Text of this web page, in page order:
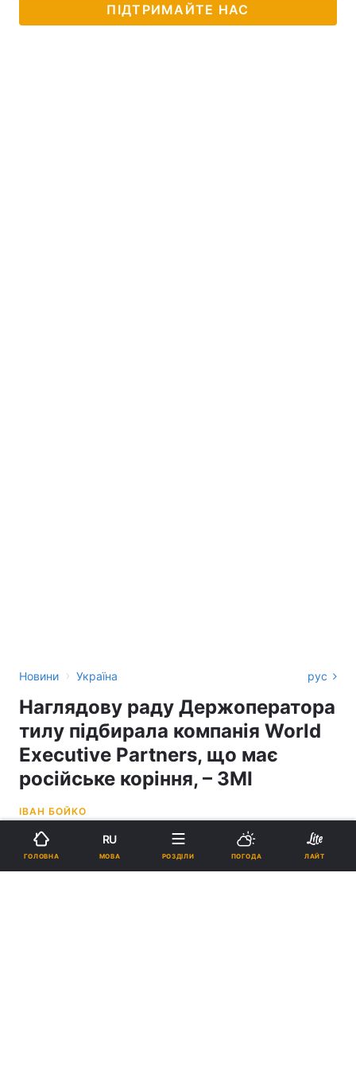
ПІДТРИМАЙТЕ НАС
Новини › Україна рус
Наглядову раду Держоператора
тилу підбирала компанія World
Executive Partners, що має
російське коріння, – ЗМІ
ІВАН БОЙКО
16:45, 09.12.24
ГОЛОВНА
RU
МОВА РОЗДІЛИ ПОГОДА ЛАЙТ